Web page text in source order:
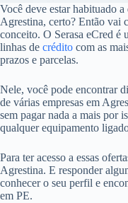
Você deve estar habituado
Agrestina, certo? Então vai
conceito. O Serasa eCred é
linhas de crédito com as
prazos e parcelas.
Nele, você pode encontrar
de várias empresas em
sem pagar nada a mais por
qualquer equipamento
Para ter acesso a essas
Agrestina. E responder
conhecer o seu perfil e
em PE.